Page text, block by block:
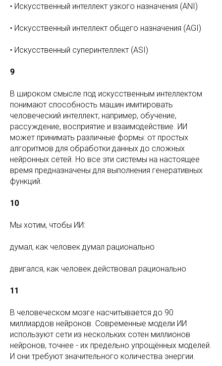
• Искусственный интеллект узкого назначения (ANI)
• Искусственный интеллект общего назначения (AGI)
• Искусственный суперинтеллект (ASI)
9
В широком смысле под искусственным интеллектом
понимают способность машин имитировать
человеческий интеллект, например, обучение,
рассуждение, восприятие и взаимодействие. ИИ
может принимать различные формы: от простых
алгоритмов для обработки данных до сложных
нейронных сетей. Но все эти системы на настоящее
время предназначены для выполнения генеративных
функций.
10
Мы хотим, чтобы ИИ:
думал, как человек думал рационально
двигался, как человек действовал рационально
11
В человеческом мозге насчитывается до 90
миллиардов нейронов. Современные модели ИИ
используют сети из нескольких сотен миллионов
нейронов, точнее - их предельно упрощённых моделей.
И они требуют значительного количества энергии.